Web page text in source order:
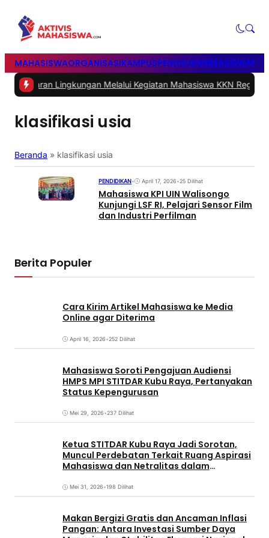
MAHASISWAORGANISASIKAMPUSPENDIDIKANBEASISWA
Melalui Kegiatan Mahasiswa KKN Reguler UNP 2026
klasifikasi usia
Beranda » klasifikasi usia
PENDIDIKAN• April 17, 2026•25 Dilihat
Mahasiswa KPI UIN Walisongo
Kunjungi LSF RI, Pelajari Sensor Film
dan Industri Perfilman
Berita Populer
Cara Kirim Artikel Mahasiswa ke Media
Online agar Diterima
April 16, 2026•252 Dilihat
Mahasiswa Soroti Pengajuan Audiensi
HMPS MPI STITDAR Kubu Raya, Pertanyakan
Status Kepengurusan
Mei 29, 2026•237 Dilihat
Ketua STITDAR Kubu Raya Jadi Sorotan,
Muncul Perdebatan Terkait Ruang Aspirasi
Mahasiswa dan Netralitas dalam
Mei 31, 2026•198 Dilihat
Makan Bergizi Gratis dan Ancaman Inflasi
Pangan: Antara Investasi Sumber Daya